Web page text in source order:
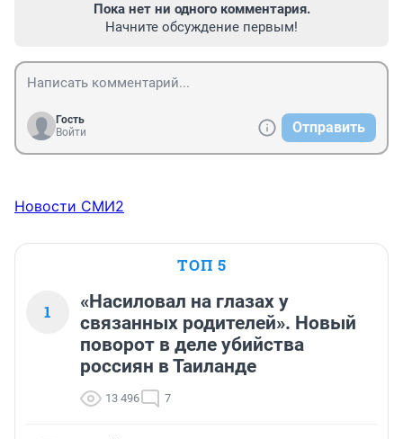
Пока нет ни одного комментария.
Начните обсуждение первым!
Гость
Войти
Отправить
Новости СМИ2
ТОП 5
1
«Насиловал на глазах у
связанных родителей». Новый
поворот в деле убийства
россиян в Таиланде
13 496 7